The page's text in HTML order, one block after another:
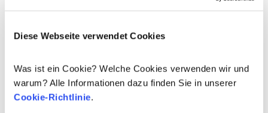
Diese Webseite verwendet Cookies
Was ist ein Cookie? Welche Cookies verwenden wir und
warum? Alle Informationen dazu finden Sie in unserer
Cookie-Richtlinie.
abzuwaschen. Auch in Zahncremes finden Tenside
Zähneputzens die schnelle und vollständige Auflösung
Die in kosmetischen Produkten eingesetzten Tenside
werden vorwiegend synthetisch auf Basis pflanzlicher
Rohstoffe hergestellt. Tenside werden häufig in